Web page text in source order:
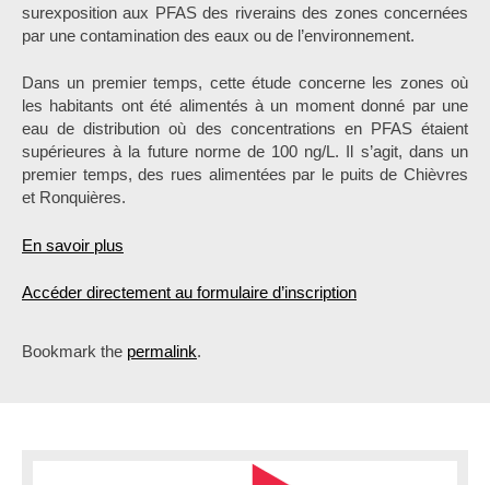
surexposition aux PFAS des riverains des zones concernées
par une contamination des eaux ou de l’environnement.
Dans un premier temps, cette étude concerne les zones où
les habitants ont été alimentés à un moment donné par une
eau de distribution où des concentrations en PFAS étaient
supérieures à la future norme de 100 ng/L. Il s’agit, dans un
premier temps, des rues alimentées par le puits de Chièvres
et Ronquières.
En savoir plus
Accéder directement au formulaire d’inscription
Bookmark the permalink.